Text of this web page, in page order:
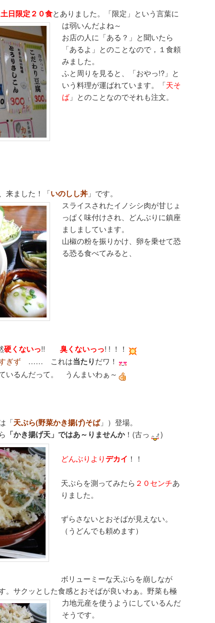
土日限定２０食とありました。「限定」という言葉に
は弱いんだよね～
お店の人に「ある？」と聞いたら
「あるよ」とのことなので，１食頼
みました。
ふと周りを見ると、「おやっ!?」と
いう料理が運ばれています。「天そ
ば」とのことなのでそれも注文。
来ました！「いのしし丼 」です。
スライスされたイノシシ肉が甘じょ
っぱく味付けされ、どんぶりに鎮座
ましましています。
山椒の粉を振りかけ、卵を乗せて恐
る恐る食べてみると、
硬くないっ!! 臭くないっっ! ! ！！
ぎず …… これは当たりだワ！
いるんだって。 うんまいわぁ～
「天ぷら(野菜かき揚げ)そば」）登場。
「かき揚げ天」ではあ～りませんか！(古っ )
どんぶりよりデカイ ！！
天ぷらを測ってみたら ２０センチあ
りました。
ずらさないとおそばが見えない。
（うどんでも頼めます）
ボリューミーな天ぷらを崩しなが
サクッとした食感とおそばが良いわぁ。 野菜も極
力地元産を使うようにしているんだ
そうです。